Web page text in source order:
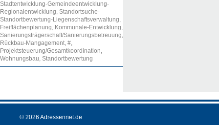
Stadtentwicklung-Gemeindeentwicklung-
Regionalentwicklung, Standortsuche-
Standortbewertung-Liegenschaftsverwaltung,
Freiflächenplanung, Kommunale-Entwicklung,
Sanierungsträgerschaft/Sanierungsbetreuung,
Rückbau-Mangagement, #,
Projektsteuerung/Gesamtkoordination,
Wohnungsbau, Standortbewertung
© 2026 Adressennet.de